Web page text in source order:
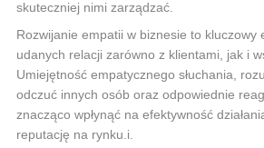
skuteczniej nimi zarządzać.
Rozwijanie empatii w biznesie to kluczowy
udanych relacji zarówno z klientami, jak i
Umiejętność empatycznego słuchania,
odczuć innych osób oraz odpowiednie
znacząco wpłynąć na efektywność
reputację na rynku.i.